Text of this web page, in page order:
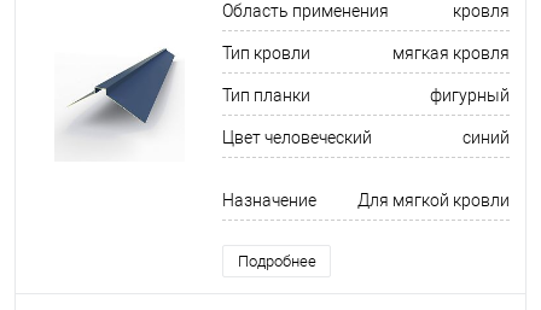
Область применения кровля
Тип кровли мягкая кровля
Тип планки фигурный
Цвет человеческий синий
Назначение Для мягкой кровли
Подробнее